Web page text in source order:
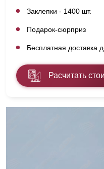
Заклепки - 1400 шт.
Подарок-сюрприз
Бесплатная доставка
Расчитать